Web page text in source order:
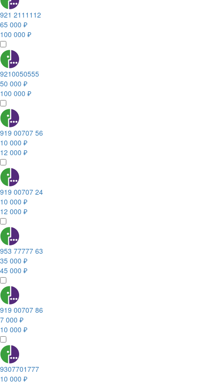
921 2111112
65 000 ₽
100 000 ₽
9210050555
50 000 ₽
100 000 ₽
919 00707 56
10 000 ₽
12 000 ₽
919 00707 24
10 000 ₽
12 000 ₽
953 77777 63
35 000 ₽
45 000 ₽
919 00707 86
7 000 ₽
10 000 ₽
9307701777
10 000 ₽